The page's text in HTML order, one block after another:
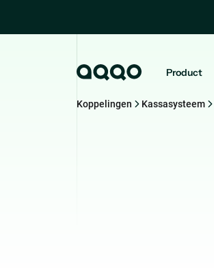
Product
Koppelingen Kassasysteem